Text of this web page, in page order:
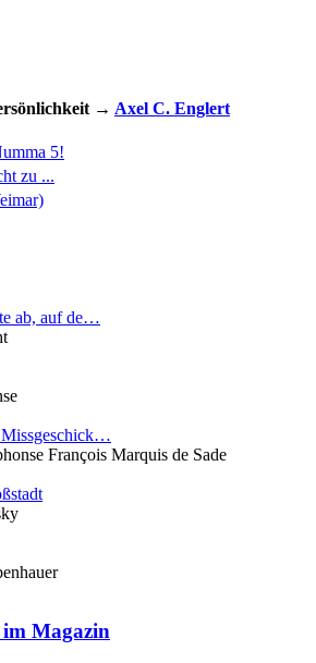
→ Axel C. Englert
5!
zu ...
ab, auf de…
Missgeschick…
François Marquis de Sade
im Magazin